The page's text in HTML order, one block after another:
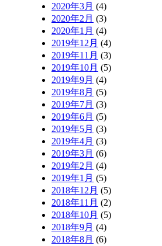
2020年3月 (4)
2020年2月 (3)
2020年1月 (4)
2019年12月 (4)
2019年11月 (3)
2019年10月 (5)
2019年9月 (4)
2019年8月 (5)
2019年7月 (3)
2019年6月 (5)
2019年5月 (3)
2019年4月 (3)
2019年3月 (6)
2019年2月 (4)
2019年1月 (5)
2018年12月 (5)
2018年11月 (2)
2018年10月 (5)
2018年9月 (4)
2018年8月 (6)